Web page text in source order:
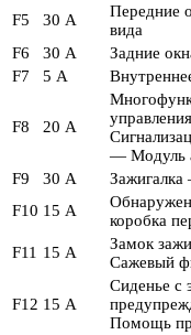
F5
30 А
Передние
вида
F6
30 А
Задние
F7
5 А
F8 20 А
— Модуль
F9
30 А
F10 15 А
коробка
F11 15 А
Замок
Сажевый
F12 15 А
Сиденье с
Помощь